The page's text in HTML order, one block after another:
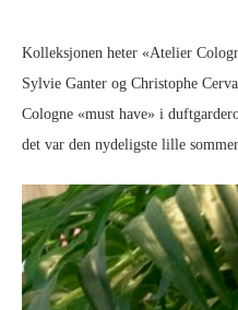
Kolleksjonen heter «Atelier
Sylvie Ganter og Christophe
Cologne «must have» i
det var den nydeligste lille